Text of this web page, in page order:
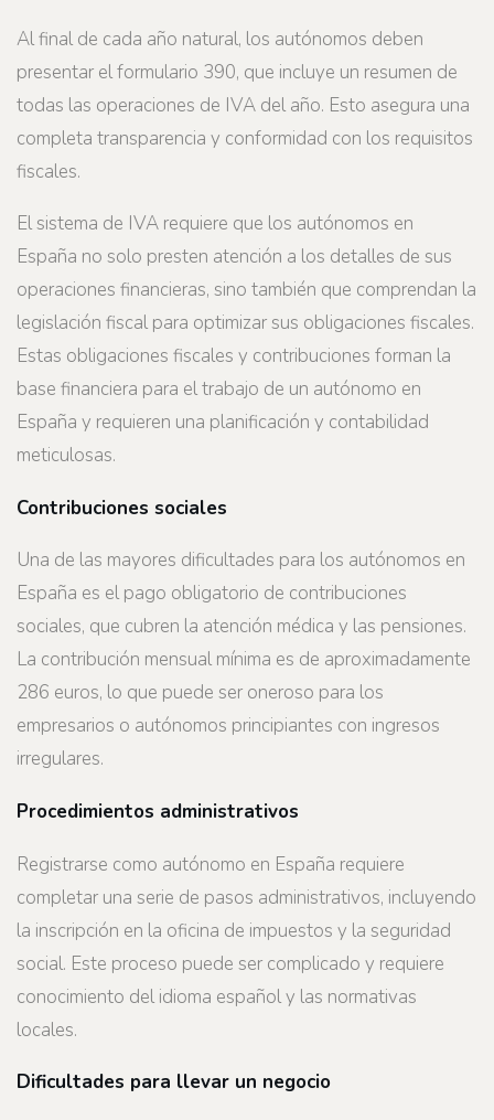
Al final de cada año natural, los autónomos deben
presentar el formulario 390, que incluye un resumen de
todas las operaciones de IVA del año. Esto asegura una
completa transparencia y conformidad con los requisitos
fiscales.
El sistema de IVA requiere que los autónomos en
España no solo presten atención a los detalles de sus
operaciones financieras, sino también que comprendan la
legislación fiscal para optimizar sus obligaciones fiscales.
Estas obligaciones fiscales y contribuciones forman la
base financiera para el trabajo de un autónomo en
España y requieren una planificación y contabilidad
meticulosas.
Contribuciones sociales
Una de las mayores dificultades para los autónomos en
España es el pago obligatorio de contribuciones
sociales, que cubren la atención médica y las pensiones.
La contribución mensual mínima es de aproximadamente
286 euros, lo que puede ser oneroso para los
empresarios o autónomos principiantes con ingresos
irregulares.
Procedimientos administrativos
Registrarse como autónomo en España requiere
completar una serie de pasos administrativos, incluyendo
la inscripción en la oficina de impuestos y la seguridad
social. Este proceso puede ser complicado y requiere
conocimiento del idioma español y las normativas
locales.
Dificultades para llevar un negocio